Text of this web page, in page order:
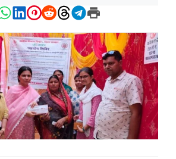
WhatsApp
LinkedIn
Pinterest
RedditThreads
Telegram
Print